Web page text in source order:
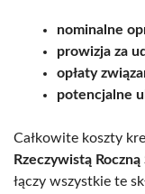
nominalne
prowizja za
opłaty
potencjalne
Całkowite koszty
Rzeczywistą
łączy wszystkie te